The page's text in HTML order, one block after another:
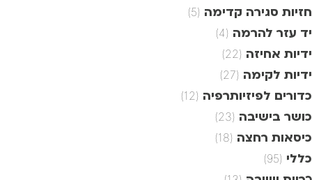
חזיות סגירה קדימה (5)
יד עזר להרמה (4)
ידיות אחיזה (22)
ידיות לקימה (27)
כדורים לפיזיותרפיה (12)
כושר בישיבה (23)
כיסאות רחצה (18)
כללי (95)